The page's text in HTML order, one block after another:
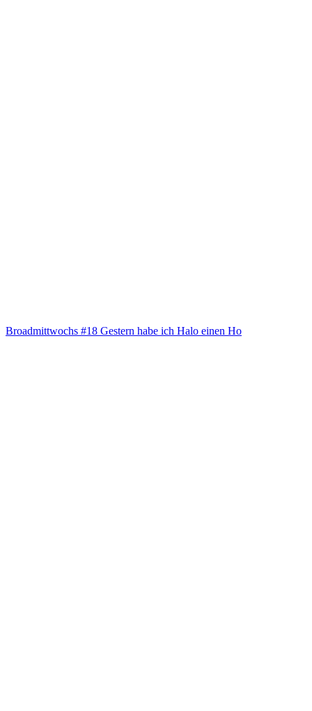
Broad­mitt­wochs #18 Ges­tern habe ich Halo einen Ho